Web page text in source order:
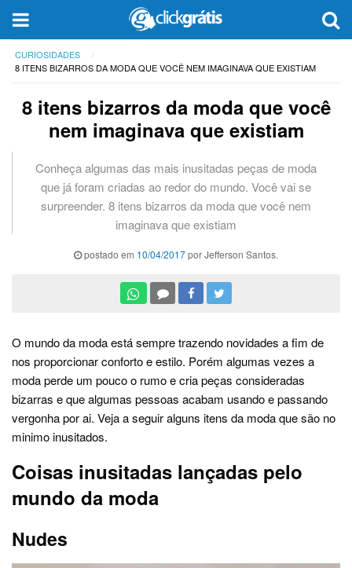
CURIOSIDADES
8 ITENS BIZARROS DA MODA QUE VOCÊ NEM IMAGINAVA QUE EXISTIAM
8 itens bizarros da moda que você
nem imaginava que existiam
Conheça algumas das mais inusitadas peças de moda
que já foram criadas ao redor do mundo. Você vai se
surpreender. 8 itens bizarros da moda que você nem
imaginava que existiam
postado em 10/04/2017por Jefferson Santos.
O mundo da moda está sempre trazendo novidades a fim de
nos proporcionar conforto e estilo. Porém algumas vezes a
moda perde um pouco o rumo e cria peças consideradas
bizarras e que algumas pessoas acabam usando e passando
vergonha por ai. Veja a seguir alguns itens da moda que são no
minimo inusitados.
Coisas inusitadas lançadas pelo
mundo da moda
Nudes